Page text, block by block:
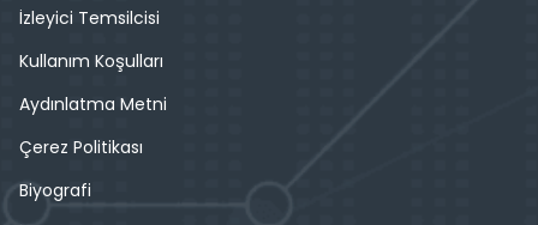
İzleyici Temsilcisi
Kullanım Koşulları
Aydınlatma Metni
Çerez Politikası
Biyografi